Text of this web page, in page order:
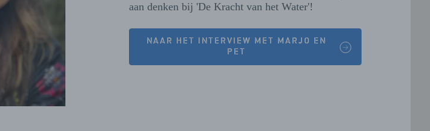
aan denken bij 'De Kracht van het Water'!
NAAR HET INTERVIEW MET MARJO EN
PET